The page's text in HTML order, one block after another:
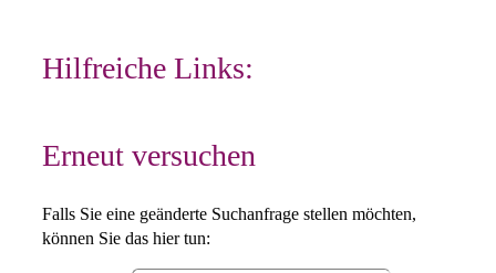
Hilfreiche Links:
Erneut versuchen
Falls Sie eine geänderte Suchanfrage stellen möchten,
können Sie das hier tun: